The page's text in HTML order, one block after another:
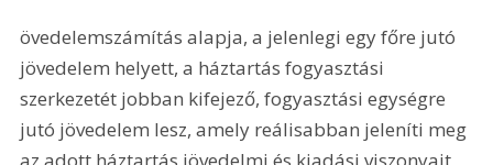
övedelemszámítás alapja, a jelenlegi egy főre jutó
jövedelem helyett, a háztartás fogyasztási
szerkezetét jobban kifejező, fogyasztási egységre
jutó jövedelem lesz, amely reálisabban jeleníti meg
az adott háztartás jövedelmi és kiadási viszonyait,